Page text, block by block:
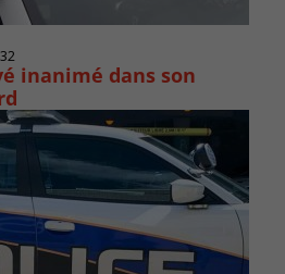
inanimé dans son